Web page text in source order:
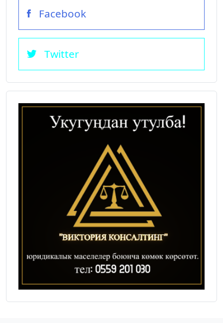
Facebook
Twitter